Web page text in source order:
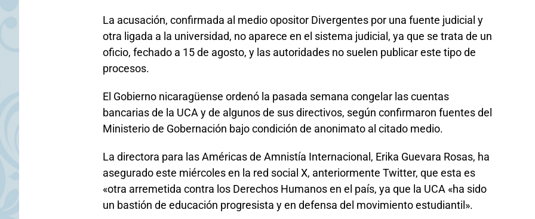
La acusación, confirmada al medio opositor Divergentes por una fuente judicial y
otra ligada a la universidad, no aparece en el sistema judicial, ya que se trata de un
oficio, fechado a 15 de agosto, y las autoridades no suelen publicar este tipo de
procesos.
El Gobierno nicaragüense ordenó la pasada semana congelar las cuentas
bancarias de la UCA y de algunos de sus directivos, según confirmaron fuentes del
Ministerio de Gobernación bajo condición de anonimato al citado medio.
La directora para las Américas de Amnistía Internacional, Erika Guevara Rosas, ha
asegurado este miércoles en la red social X, anteriormente Twitter, que esta es
«otra arremetida contra los Derechos Humanos en el país, ya que la UCA «ha sido
un bastión de educación progresista y en defensa del movimiento estudiantil».